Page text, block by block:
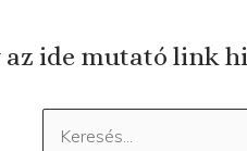
ide mutató link
Keresés: